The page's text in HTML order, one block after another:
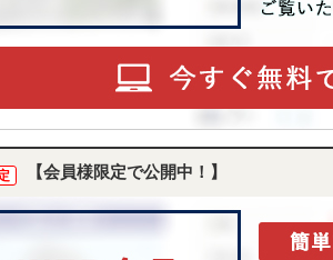
【会員様限定で公開中！】